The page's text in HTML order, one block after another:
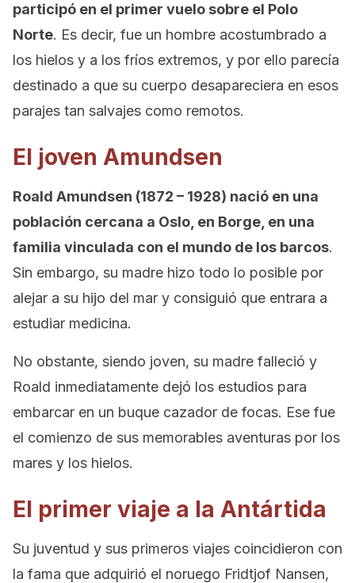
participó en el primer vuelo sobre el Polo
Norte. Es decir, fue un hombre acostumbrado a
los hielos y a los fríos extremos, y por ello parecía
destinado a que su cuerpo desapareciera en esos
parajes tan salvajes como remotos.
El joven Amundsen
Roald Amundsen (1872 – 1928) nació en una
población cercana a Oslo, en Borge, en una
familia vinculada con el mundo de los barcos.
Sin embargo, su madre hizo todo lo posible por
alejar a su hijo del mar y consiguió que entrara a
estudiar medicina.
No obstante, siendo joven, su madre falleció y
Roald inmediatamente dejó los estudios para
embarcar en un buque cazador de focas. Ese fue
el comienzo de sus memorables aventuras por los
mares y los hielos.
El primer viaje a la Antártida
Su juventud y sus primeros viajes coincidieron con
la fama que adquirió el noruego Fridtjof Nansen,